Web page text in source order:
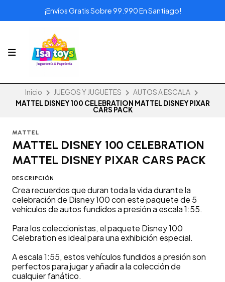
¡Envíos Gratis Sobre 99.990 En Santiago!
Inicio JUEGOS Y JUGUETES
AUTOS A ESCALA
MATTEL DISNEY 100 CELEBRATION MATTEL DISNEY PIXAR
CARS PACK
MATTEL
MATTEL DISNEY 100 CELEBRATION
MATTEL DISNEY PIXAR CARS PACK
DESCRIPCIÓN
Crea recuerdos que duran toda la vida durante la
celebración de Disney 100 con este paquete de 5
vehículos de autos fundidos a presión a escala 1:55.
Para los coleccionistas, el paquete Disney 100
Celebration es ideal para una exhibición especial.
A escala 1:55, estos vehículos fundidos a presión son
perfectos para jugar y añadir a la colección de
cualquier fanático.